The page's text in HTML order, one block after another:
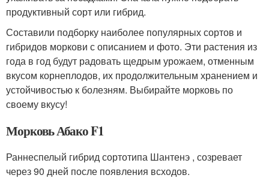
продуктивный сорт или гибрид.
Составили подборку наиболее популярных сортов и
гибридов моркови с описанием и фото. Эти растения из
года в год будут радовать щедрым урожаем, отменным
вкусом корнеплодов, их продолжительным хранением и
устойчивостью к болезням. Выбирайте морковь по
своему вкусу!
Морковь Абако F1
Раннеспелый гибрид сортотипа Шантенэ , созревает
через 90 дней после появления всходов.